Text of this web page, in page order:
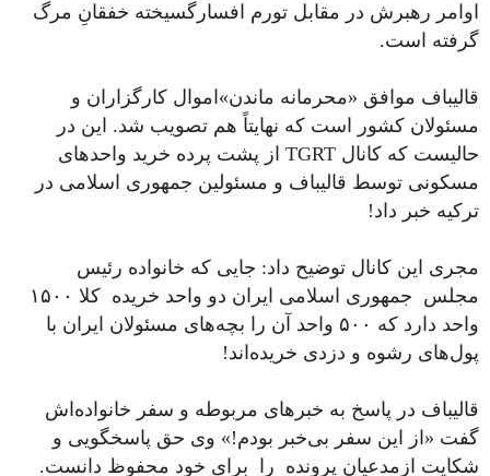
اوامر رهبرش در مقابل تورم افسارگسیخته خفقانِ مرگ
گرفته است.
قالیباف موافق «محرمانه ماندن»اموال کارگزاران و
مسئولان کشور است که نهایتاً هم تصویب شد. این در
حالیست که کانال TGRT از پشت پرده خرید واحد‌های
مسکونی توسط قالیباف و مسئولین جمهوری اسلامی‌ در
ترکیه خبر داد!
مجری این کانال توضیح داد: جایی که خانواده رئیس
مجلس جمهوری اسلامی ایران دو واحد خریده کلا ۱۵۰۰
واحد دارد که ۵۰۰ واحد آن را بچه‌های مسئولان ایران با
پول‌های رشوه و دزدی خریده‌اند!
قالیباف در پاسخ به خبرهای مربوطه و سفر خانواده‌اش
گفت «از این سفر بی‌خبر بودم!» وی حق پاسخگویی و
شکایت ازمدعیان پرونده‌ را برای خود محفوظ دانست.